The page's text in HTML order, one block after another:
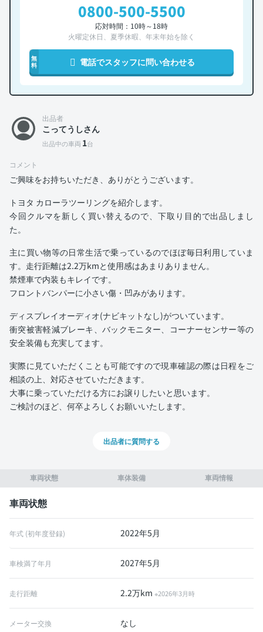
0800-500-5500
応対時間：10時～18時
火曜定休日、夏季休暇、年末年始を除く
無
料
電話でスタッフに問い合わせる
車両状態 車体装備 車両情報
車両状態
年式 (初年度登録) 2022年5月
車検満了年月 2027年5月
走行距離 2.2万km※2026年3月時
メーター交換 なし
出品者
こってうしさん
出品中の車両 1台
コメント
ご興味をお持ちいただき、ありがとうございます。
トヨタ カローラツーリングを紹介します。
今回クルマを新しく買い替えるので、下取り目的で出品しまし
た。
主に買い物等の日常生活で乗っているのでほぼ毎日利用していま
す。走行距離は2.2万kmと使用感はあまりありません。
禁煙車で内装もキレイです。
フロントバンパーに小さい傷・凹みがあります。
ディスプレイオーディオ(ナビキットなし)がついています。
衝突被害軽減ブレーキ、バックモニター、コーナーセンサー等の
安全装備も充実してます。
実際に見ていただくことも可能ですので現車確認の際は日程をご
相談の上、対応させていただきます。
大事に乗っていただける方にお譲りしたいと思います。
ご検討のほど、何卒よろしくお願いいたします。
出品者に質問する